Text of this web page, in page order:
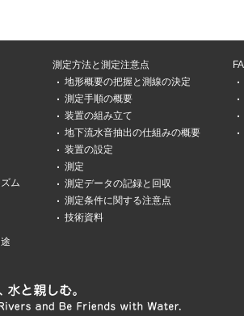
ム
測定方法と測定注意点
地形概要の把握と測線の決定
測定手順の概要
装置の組み立て
地下流水音抽出の仕組みの概要
装置の設定
測定
測定データの記録と回収
測定条件に関する注意点
技術資料